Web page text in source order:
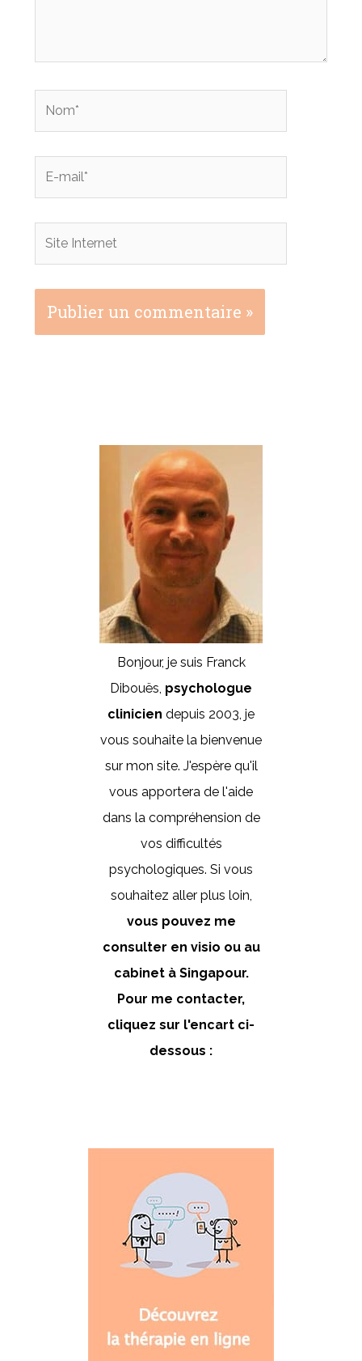
Bonjour, je suis Franck
Dibouës, psychologue
clinicien depuis 2003, je
vous souhaite la bienvenue
sur mon site. J'espère qu'il
vous apportera de l'aide
dans la compréhension de
vos difficultés
psychologiques. Si vous
souhaitez aller plus loin,
vous pouvez me
consulter en visio ou au
cabinet à Singapour.
Pour me contacter,
cliquez sur l'encart ci-
dessous :